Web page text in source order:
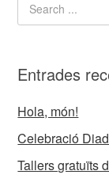
Entrades
Hola, món!
Celebració
Tallers gratuïts